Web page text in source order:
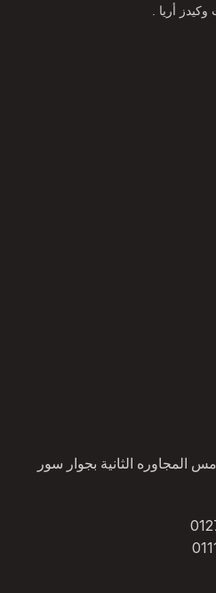
أريا .
114 الحى الخامس المجاوره الثانية بجوار سور